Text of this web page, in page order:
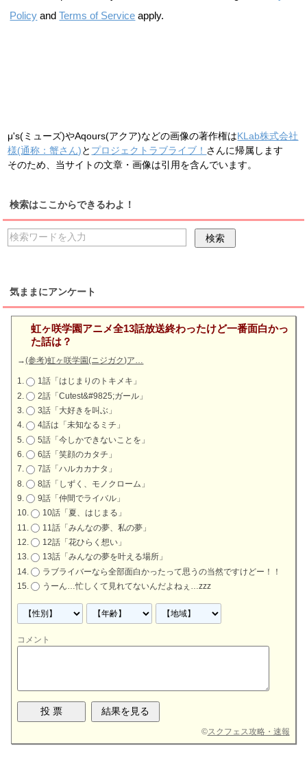
Policy andTerms of Service apply.
μ's(ミューズ)やAqours(アクア)などの画像の著作権はKLab株式会社
様(通称：蟹さん)と プロジェクトラブライブ！ さんに帰属します
そのため、当サイトの文章・画像は引用を含んでいます。
検索はここからできるわよ！
気ままにアンケート
虹ヶ咲学園アニメ全13話放送終わったけど一番面白かっ
た話は？
→(参考)虹ヶ咲学園(ニジガク)ア…
1話「はじまりのトキメキ」
2話「Cutest&#9825;ガール」
3話「大好きを叫ぶ」
4話は「未知なるミチ」
5話「今しかできないことを」
6話「笑顔のカタチ」
7話「ハルカカナタ」
8話「しずく、モノクローム」
9話「仲間でライバル」
10話「夏、はじまる」
11話「みんなの夢、私の夢」
12話「花ひらく想い」
13話「みんなの夢を叶える場所」
ラブライバーなら全部面白かったって思うの当然ですけどー！！
うーん…忙しくて見れてないんだよねぇ…zzz
コメント
©スクフェス攻略・速報